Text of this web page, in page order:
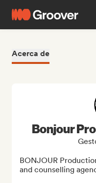
Acerca de
Bonjour
BONJOUR
and counselling